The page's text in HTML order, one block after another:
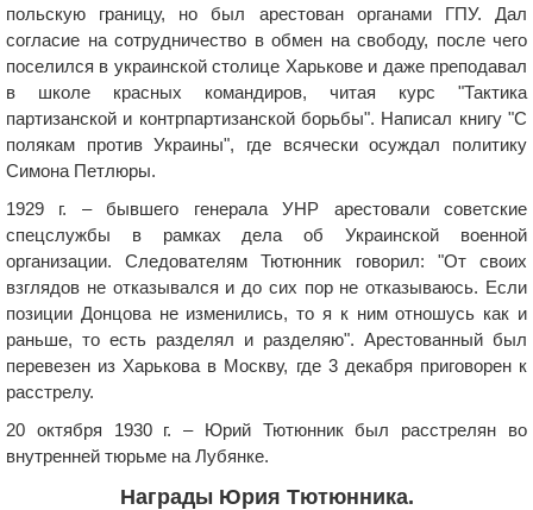
польскую границу, но был арестован органами ГПУ. Дал
согласие на сотрудничество в обмен на свободу, после чего
поселился в украинской столице Харькове и даже преподавал
в школе красных командиров, читая курс "Тактика
партизанской и контрпартизанской борьбы". Написал книгу "С
полякам против Украины", где всячески осуждал политику
Симона Петлюры.
1929 г. – бывшего генерала УНР арестовали советские
спецслужбы в рамках дела об Украинской военной
организации. Следователям Тютюнник говорил: "От своих
взглядов не отказывался и до сих пор не отказываюсь. Если
позиции Донцова не изменились, то я к ним отношусь как и
раньше, то есть разделял и разделяю". Арестованный был
перевезен из Харькова в Москву, где 3 декабря приговорен к
расстрелу.
20 октября 1930 г. – Юрий Тютюнник был расстрелян во
внутренней тюрьме на Лубянке.
Награды Юрия Тютюнника.